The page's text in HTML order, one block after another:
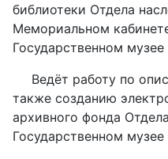
библиотеки Отдела
Мемориальном
Государственном музее
Ведёт работу по
также созданию
архивного фонда
Государственном музее